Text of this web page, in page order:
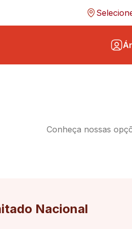
Conheça nossas
Nacional